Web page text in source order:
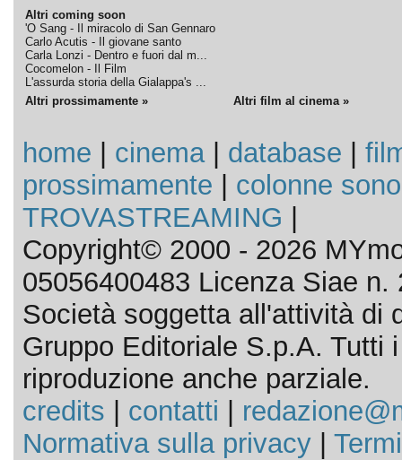
Altri coming soon
'O Sang - Il miracolo di San Gennaro
Carlo Acutis - Il giovane santo
Carla Lonzi - Dentro e fuori dal m...
Cocomelon - Il Film
L'assurda storia della Gialappa's ...
Altri prossimamente » Altri film al cinema »
home cinema| database
prossimamente
colonne
TROVASTREAMING
Copyright© 2000 - 2026
05056400483 Licenza Siae n.
Società soggetta all'attività di
Gruppo Editoriale S.p.A. Tutti
riproduzione anche parziale.
credits
contatti
Normativa sulla privacy|